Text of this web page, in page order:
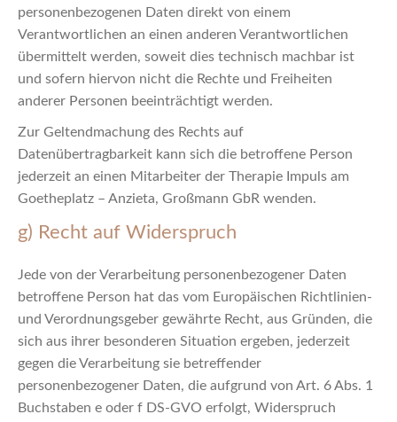
personenbezogenen Daten direkt von einem
Verantwortlichen an einen anderen Verantwortlichen
übermittelt werden, soweit dies technisch machbar ist
und sofern hiervon nicht die Rechte und Freiheiten
anderer Personen beeinträchtigt werden.
Zur Geltendmachung des Rechts auf
Datenübertragbarkeit kann sich die betroffene Person
jederzeit an einen Mitarbeiter der Therapie Impuls am
Goetheplatz – Anzieta, Großmann GbR wenden.
g) Recht auf Widerspruch
Jede von der Verarbeitung personenbezogener Daten
betroffene Person hat das vom Europäischen Richtlinien-
und Verordnungsgeber gewährte Recht, aus Gründen, die
sich aus ihrer besonderen Situation ergeben, jederzeit
gegen die Verarbeitung sie betreffender
personenbezogener Daten, die aufgrund von Art. 6 Abs. 1
Buchstaben e oder f DS-GVO erfolgt, Widerspruch